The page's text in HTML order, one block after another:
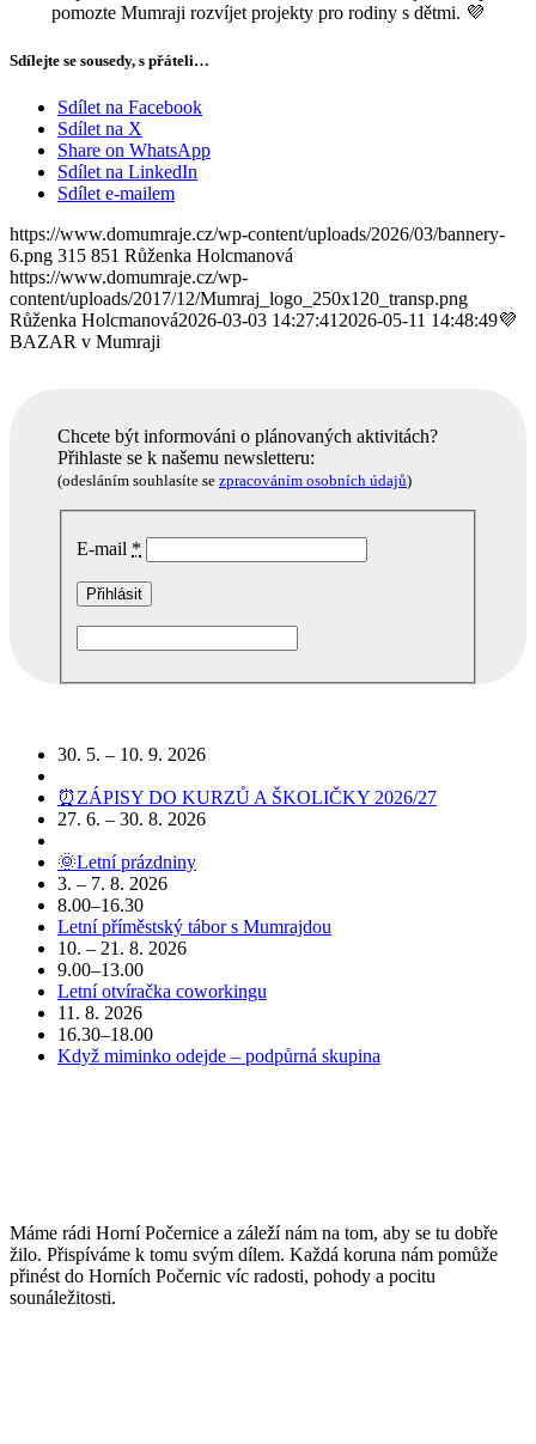
pomozte Mumraji rozvíjet projekty pro rodiny s dětmi. 💜
Sdílejte se sousedy, s přáteli…
Sdílet na Facebook
Sdílet na X
Share on WhatsApp
Sdílet na LinkedIn
Sdílet e-mailem
https://www.domumraje.cz/wp-content/uploads/2026/03/bannery-
6.png 315 851 Růženka Holcmanová
https://www.domumraje.cz/wp-
content/uploads/2017/12/Mumraj_logo_250x120_transp.png
Růženka Holcmanová2026-03-03 14:27:41 2026-05-11 14:48:49💜
BAZAR v Mumraji
Chcete být informováni o plánovaných aktivitách?
Přihlaste se k našemu newsletteru:
(odesláním souhlasíte se zpracováním osobních údajů)
E-mail *
30. 5. – 10. 9. 2026
⏰ZÁPISY DO KURZŮ A ŠKOLIČKY 2026/27
27. 6. – 30. 8. 2026
🌞Letní prázdniny
3. – 7. 8. 2026
8.00–16.30
Letní příměstský tábor s Mumrajdou
10. – 21. 8. 2026
9.00–13.00
Letní otvíračka coworkingu
11. 8. 2026
16.30–18.00
Když miminko odejde – podpůrná skupina
Máme rádi Horní Počernice a záleží nám na tom, aby se tu dobře
žilo. Přispíváme k tomu svým dílem. Každá koruna nám pomůže
přinést do Horních Počernic víc radosti, pohody a pocitu
sounáležitosti.